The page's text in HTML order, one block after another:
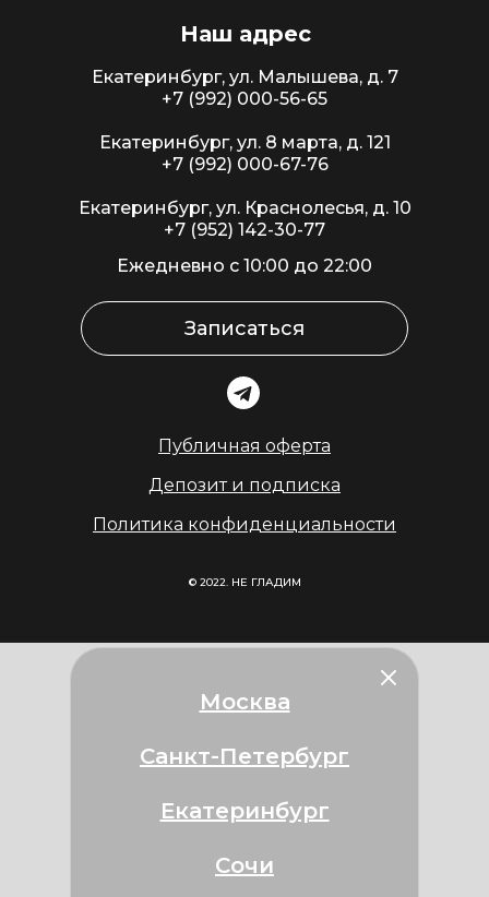
Екатеринбург, ул. Малышева, д. 7
+7 (992) 000-56-65
Екатеринбург, ул. 8 марта, д. 121
+7 (992) 000-67-76
Екатеринбург, ул. Краснолесья, д. 10
+7 (952) 142-30-77
Наш адрес
Публичная оферта
Депозит и подписка
Политика конфиденциальности
Ежедневно с 10:00 до 22:00
© 2022. НЕ ГЛАДИМ
Записаться
Москва
Санкт-Петербург
Екатеринбург
Сочи